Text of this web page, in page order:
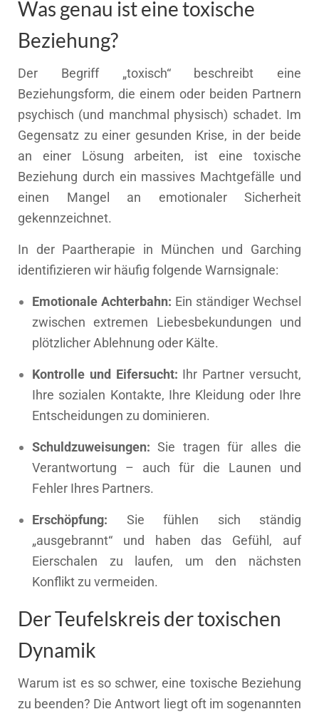
Was genau ist eine toxische
Beziehung?
Der Begriff „toxisch“ beschreibt eine
Beziehungsform, die einem oder beiden Partnern
psychisch (und manchmal physisch) schadet. Im
Gegensatz zu einer gesunden Krise, in der beide
an einer Lösung arbeiten, ist eine toxische
Beziehung durch ein massives Machtgefälle und
einen Mangel an emotionaler Sicherheit
gekennzeichnet.
In der Paartherapie in München und Garching
identifizieren wir häufig folgende Warnsignale:
Emotionale Achterbahn: Ein ständiger Wechsel
zwischen extremen Liebesbekundungen und
plötzlicher Ablehnung oder Kälte.
Kontrolle und Eifersucht: Ihr Partner versucht,
Ihre sozialen Kontakte, Ihre Kleidung oder Ihre
Entscheidungen zu dominieren.
Schuldzuweisungen: Sie tragen für alles die
Verantwortung – auch für die Launen und
Fehler Ihres Partners.
Erschöpfung: Sie fühlen sich ständig
„ausgebrannt“ und haben das Gefühl, auf
Eierschalen zu laufen, um den nächsten
Konflikt zu vermeiden.
Der Teufelskreis der toxischen
Dynamik
Warum ist es so schwer, eine toxische Beziehung
zu beenden? Die Antwort liegt oft im sogenannten